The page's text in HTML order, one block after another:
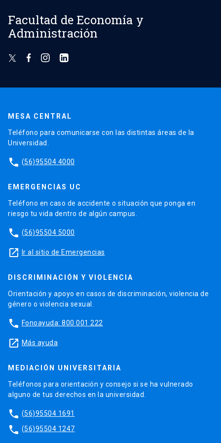
Facultad de Economía y
Administración
MESA CENTRAL
Teléfono para comunicarse con las distintas áreas de la
Universidad.
phone (56)95504 4000
EMERGENCIAS UC
Teléfono en caso de accidente o situación que ponga en
riesgo tu vida dentro de algún campus.
phone (56)95504 5000
launch Ir al sitio de Emergencias
DISCRIMINACIÓN Y VIOLENCIA
Orientación y apoyo en casos de discriminación, violencia de
género o violencia sexual.
phone Fonoayuda: 800 001 222
launch Más ayuda
MEDIACIÓN UNIVERSITARIA
Teléfonos para orientación y consejo si se ha vulnerado
alguno de tus derechos en la universidad.
phone (56)95504 1691
phone (56)95504 1247